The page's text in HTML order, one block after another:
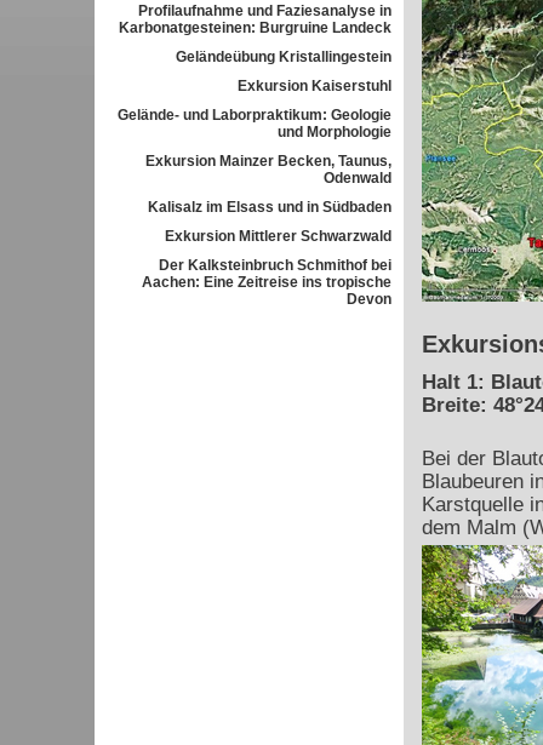
Profilaufnahme und Faziesanalyse in
Karbonatgesteinen: Burgruine Landeck
Geländeübung Kristallingestein
Exkursion Kaiserstuhl
Gelände- und Laborpraktikum: Geologie
und Morphologie
Exkursion Mainzer Becken, Taunus,
Odenwald
Kalisalz im Elsass und in Südbaden
Exkursion Mittlerer Schwarzwald
Der Kalksteinbruch Schmithof bei
Aachen: Eine Zeitreise ins tropische
Devon
Halt 1:
Breite:
Bei der
Blaubeuren
Karstquelle
dem Malm